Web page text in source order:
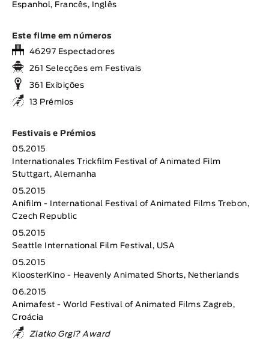
Espanhol, Francês, Inglês
Este filme em números
46297 Espectadores
261 Selecções em Festivais
361 Exibições
13 Prémios
Festivais e Prémios
05.2015
Internationales Trickfilm Festival of Animated Film
Stuttgart, Alemanha
05.2015
Anifilm - International Festival of Animated Films Trebon,
Czech Republic
05.2015
Seattle International Film Festival, USA
05.2015
KloosterKino - Heavenly Animated Shorts, Netherlands
06.2015
Animafest - World Festival of Animated Films Zagreb,
Croácia
Zlatko Grgi? Award